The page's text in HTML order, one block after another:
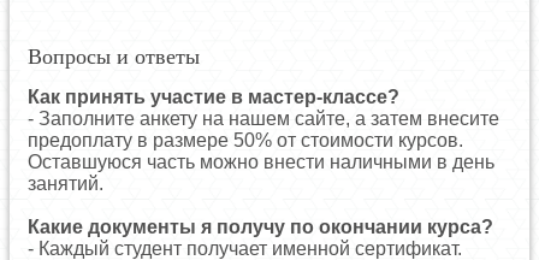
Вопросы и ответы
Как принять участие в мастер-классе?
- Заполните анкету на нашем сайте, а затем внесите
предоплату в размере 50% от стоимости курсов.
Оставшуюся часть можно внести наличными в день
занятий.
Какие документы я получу по окончании курса?
- Каждый студент получает именной сертификат.